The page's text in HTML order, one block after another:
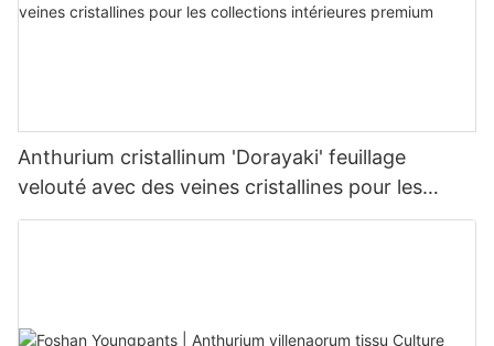
Anthurium cristallinum 'Dorayaki' feuillage
velouté avec des veines cristallines pour les
collections intérieures premium